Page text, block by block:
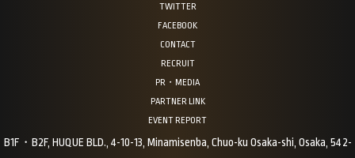
TWITTER
FACEBOOK
CONTACT
RECRUIT
PR・MEDIA
PARTNER LINK
EVENT REPORT
B1F・B2F, HUQUE BLD., 4-10-13, Minamisenba, Chuo-ku Osaka-shi, Osaka, 542-